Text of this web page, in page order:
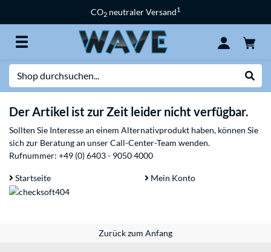
CO2 neutraler Versand1
Der Artikel ist zur Zeit leider nicht verfügbar.
Sollten Sie Interesse an einem Alternativprodukt haben, können Sie
sich zur Beratung an unser Call-Center-Team wenden.
Rufnummer: +49 (0) 6403 - 9050 4000
Startseite Mein Konto
Zurück zum Anfang